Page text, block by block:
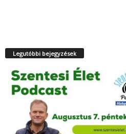
Legutóbbi bejegyzések